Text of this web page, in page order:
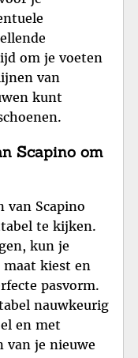
om je voeten
van
kunt
Scapino om
van Scapino
te kijken.
kun je
kiest en
pasvorm.
nauwkeurig
en met
van je nieuwe